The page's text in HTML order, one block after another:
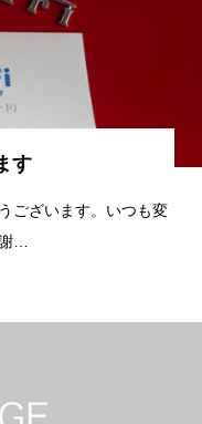
す
ございます。いつも変
謝…